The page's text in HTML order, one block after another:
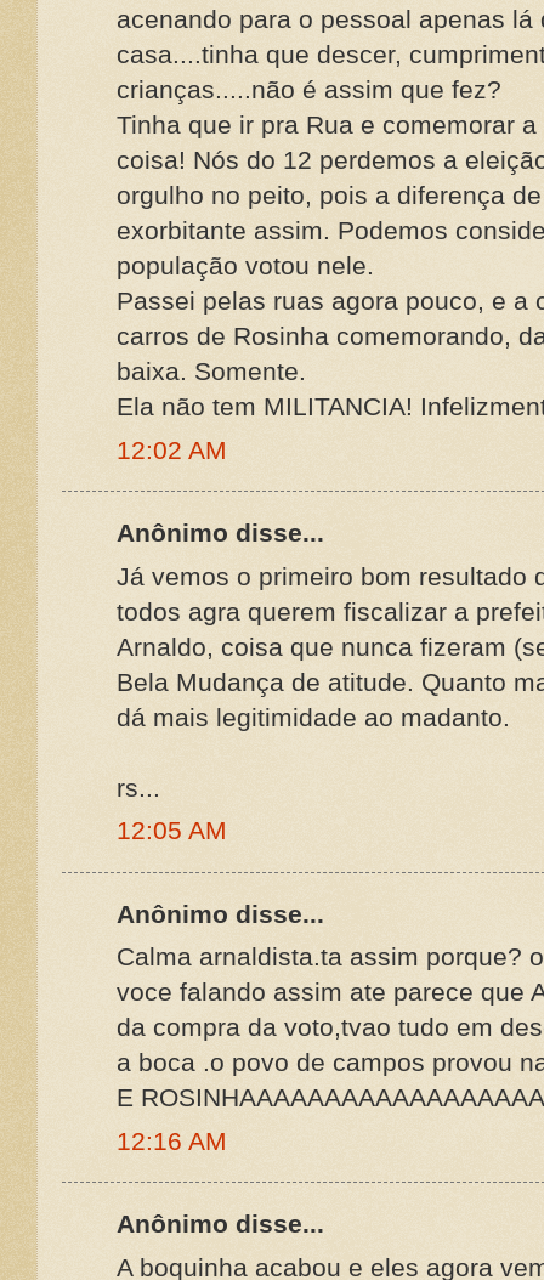
acenando para o pessoal apenas lá
casa....tinha que descer,
crianças.....não é assim que fez?
Tinha que ir pra Rua e comemorar
coisa! Nós do 12 perdemos a
orgulho no peito, pois a diferença
exorbitante assim. Podemos
população votou nele.
Passei pelas ruas agora pouco, e a
carros de Rosinha comemorando,
baixa. Somente.
Ela não tem MILITANCIA!
12:02 AM
Anônimo disse...
Já vemos o primeiro bom resultado
todos agra querem fiscalizar a
Arnaldo, coisa que nunca fizeram
Bela Mudança de atitude. Quanto
dá mais legitimidade ao madanto.
rs...
12:05 AM
Anônimo disse...
Calma arnaldista.ta assim porque?
voce falando assim ate parece que
da compra da voto,tvao tudo em
a boca .o povo de campos provou
E
12:16 AM
Anônimo disse...
A boquinha acabou e eles agora